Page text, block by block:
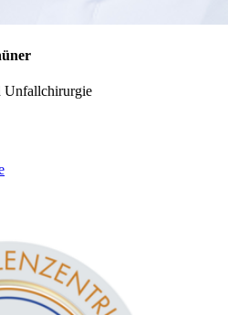
Unfallchirurgie